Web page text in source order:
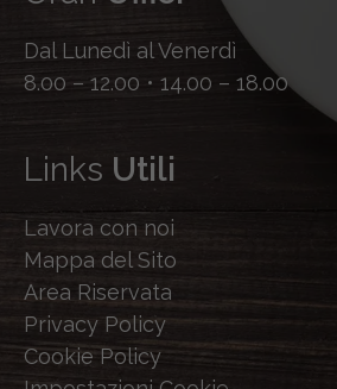
Dal Lunedì al Venerdì
8.00 – 12.00 • 14.00 – 18.00
Links Utili
Lavora con noi
Mappa del Sito
Area Riservata
Privacy Policy
Cookie Policy